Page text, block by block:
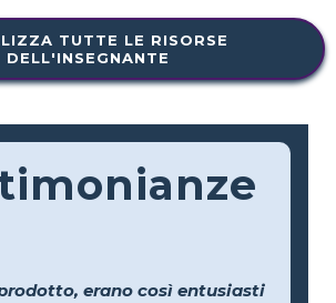
TUTTE LE RISORSE
DELL'INSEGNANTE
erano così entusiasti